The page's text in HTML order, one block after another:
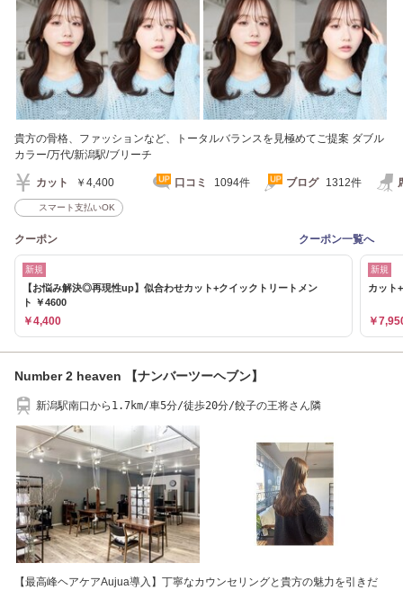
貴方の骨格、ファッションなど、トータルバランスを見極めてご提案 ダブル
カラー/万代/新潟駅/ブリーチ
カット ￥4,400 口コミ 1094件 ブログ 1312件
スマート支払いOK
クーポン クーポン一覧へ
新規
【お悩み解決◎再現性up】似合わせカット+クイックトリートメン
ト ￥4600
￥4,400
新規
カット
￥
Number 2 heaven 【ナンバーツーヘブン】
新潟駅南口から1.7km/車5分/徒歩20分/餃子の王将さん隣
【最高峰ヘアケアAujua導入】丁寧なカウンセリングと貴方の魅力を引きだ